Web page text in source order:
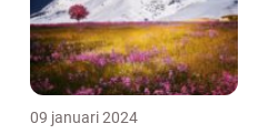
09 januari 2024